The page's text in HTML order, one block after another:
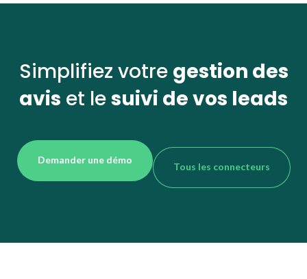
Simplifiez votre gestion des
avis et lesuivi de vos leads
Demander une démo
Tous les connecteurs